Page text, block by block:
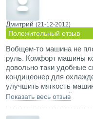
Дмитрий (21-12-2012)
Положительный отзыв
Вобщем-то машина не
руль. Комфорт машины
довольно таки удобные
кондицеонер для
улучшить мягкость
отремонтированной
ДТП
Показать весь отзыв